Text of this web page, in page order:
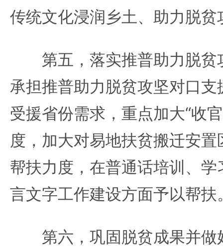
传统文化浸润乡土、助力脱贫
第五，落实推普助力脱贫
承担推普助力脱贫攻坚对口
受援省份需求，重点加大“收
度，加大对易地扶贫搬迁安
帮扶力度，在普通话培训、
言文字工作建设方面予以帮扶
第六，巩固脱贫成果并做